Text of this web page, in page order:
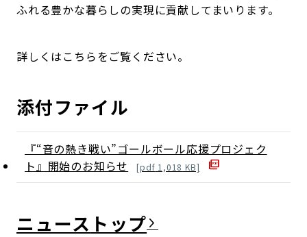
ふれる豊かな暮らしの実現に貢献してまいります。
詳しくはこちらをご覧ください。
添付ファイル
『“音の熱き戦い”ゴールボール応援プロジェク
ト』開始のお知らせ
[pdf 1,018 KB]
ニュース